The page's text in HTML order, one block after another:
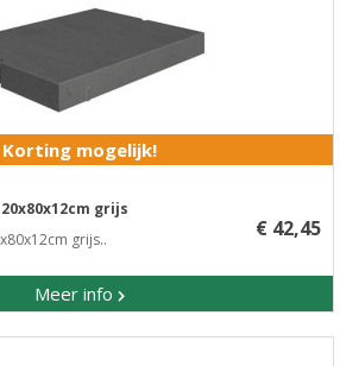
Korting mogelijk!
grijs
grijs..
Meer info
€ 42,45